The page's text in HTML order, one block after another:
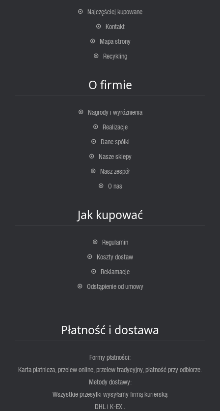
Najczęściej kupowane
Kontakt
Mapa strony
Recykling
O firmie
Nagrody i wyróżnienia
Realizacje
Dane spółki
Nasze sklepy
Nasz zespół
O nas
Jak kupować
Regulamin
Koszty dostaw
Reklamacje
Odstąpienie od umowy
Płatność i dostawa
Formy płatności:
Karta płatnicza, przelew online, przelew tradycyjny, płatność przy odbiorze.
Metody dostawy:
Wszystkie przesyłki wysyłamy firmą kurierską
DHL i K-EX .